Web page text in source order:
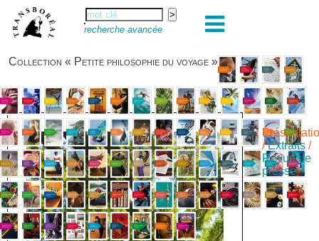
recherche avancée
Collection « Petite philosophie du voyage »
/Extraits /
Revue de
presse